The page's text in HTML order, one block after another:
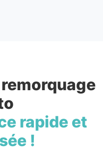
rapide et
!